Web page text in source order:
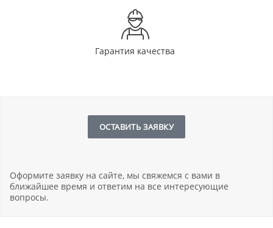
Гарантия качества
ОСТАВИТЬ ЗАЯВКУ
Оформите заявку на сайте, мы свяжемся с вами в
ближайшее время и ответим на все интересующие
вопросы.